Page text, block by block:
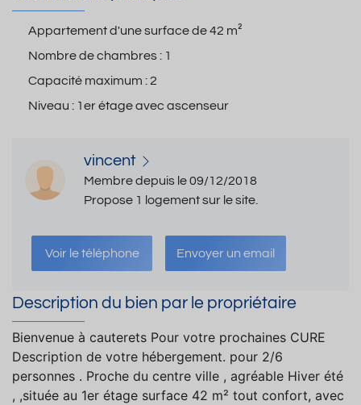
Appartement d'une surface de42 m²
Nombre de chambres : 1
Capacité maximum :2
Niveau : 1er étage avec ascenseur
vincent
Membre depuis le 09/12/2018
Propose 1 logement sur le site.
Voir le téléphone Envoyer un email
Description du bien par le propriétaire
Bienvenue à cauterets Pour votre prochaines CURE
Description de votre hébergement. pour 2/6
personnes . Proche du centre ville , agréable Hiver été
, ,située au 1er étage surface 42 m² tout confort, avec